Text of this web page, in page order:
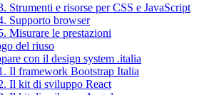
Strumenti e risorse per CSS e JavaScript
Supporto browser
Misurare le prestazioni
del riuso
con il design system .italia
Il framework Bootstrap Italia
Il kit di sviluppo React